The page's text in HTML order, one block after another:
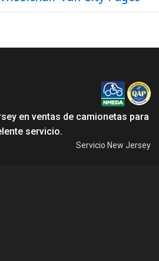
en ventas de camionetas para
servicio.
Servicio New Jersey